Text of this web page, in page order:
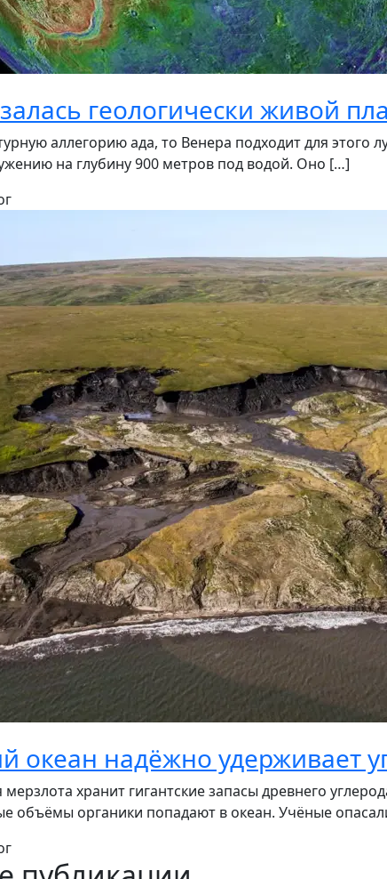
геологически живой
аллегорию ада, то Венера подходит для
на глубину 900 метров под водой. Оно […]
океан надёжно удерживает
хранит гигантские запасы древнего
объёмы органики попадают в океан. Учёные